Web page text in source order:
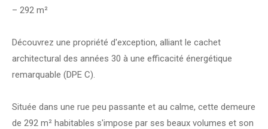
– 292 m²
Découvrez une propriété d'exception, alliant le cachet
architectural des années 30 à une efficacité énergétique
remarquable (DPE C).
Située dans une rue peu passante et au calme, cette demeure
de 292 m² habitables s'impose par ses beaux volumes et son